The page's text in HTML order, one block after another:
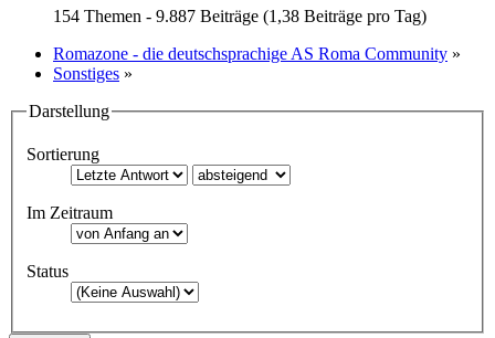
154 Themen - 9.887 Beiträge (1,38 Beiträge pro Tag)
Romazone - die deutschsprachige AS Roma Community »
Sonstiges »
Darstellung
Sortierung
Im Zeitraum
Status